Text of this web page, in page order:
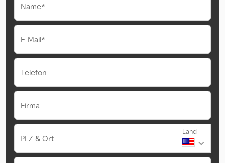
Name*
E-Mail*
Telefon
Firma
PLZ & Ort
Land